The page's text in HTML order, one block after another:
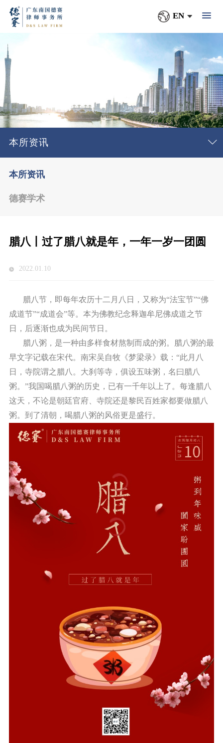
EN
本所资讯
本所资讯
德赛学术
腊八丨过了腊八就是年，一年一岁一团圆
2022.01.10
腊八节，即每年农历十二月八日，又称为“法宝节”“佛
成道节”“成道会”等。本为佛教纪念释迦牟尼佛成道之节
日，后逐渐也成为民间节日。
腊八粥，是一种由多样食材熬制而成的粥。腊八粥的最
早文字记载在宋代。南宋吴自牧《梦梁录》载：“此月八
日，寺院谓之腊八。大刹等寺，俱设五味粥，名曰腊八
粥。”我国喝腊八粥的历史，已有一千年以上了。每逢腊八
这天，不论是朝廷官府、寺院还是黎民百姓家都要做腊八
粥。到了清朝，喝腊八粥的风俗更是盛行。